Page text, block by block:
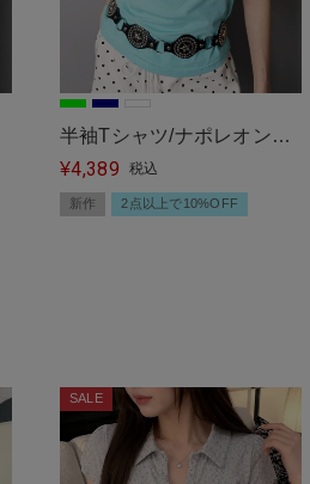
半袖Tシャツ/ナポレオンボ
タン/#韓国ガーリー
¥4,389 税込
新作 2点以上で10%OFF
SALE